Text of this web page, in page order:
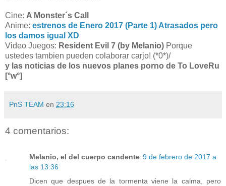
Cine: A Monster´s Call
Anime: estrenos de Enero 2017 (Parte 1) Atrasados pero
los damos igual XD
Video Juegos: Resident Evil 7 (by Melanio) Porque
ustedes tambien pueden colaborar carjo! (*0*)/
y las noticias de los nuevos planes porno de To LoveRu
[°w°]
PnS TEAM en 23:16
4 comentarios:
Melanio, el del cuerpo candente 9 de febrero de 2017 a
las 13:36
Dicen que despues de la tormenta viene la calma, pero